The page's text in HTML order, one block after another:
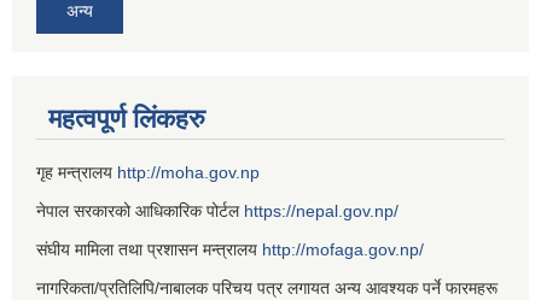
अन्य
महत्वपूर्ण लिंकहरु
गृह मन्त्रालय http://moha.gov.np
नेपाल सरकारको आधिकारिक पोर्टल https://nepal.gov.np/
संघीय मामिला तथा प्रशासन मन्त्रालय http://mofaga.gov.np/
नागरिकता/प्रतिलिपि/नाबालक परिचय पत्र लगायत अन्य आवश्यक पर्ने फारमहरू